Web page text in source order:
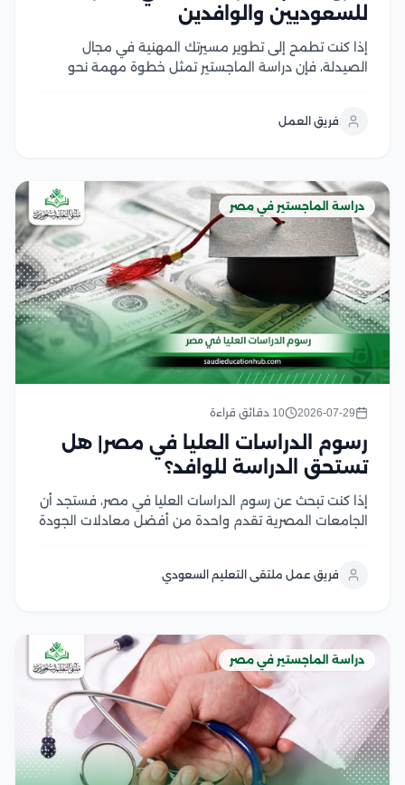
للسعوديين والوافدين
إذا كنت تطمح إلى تطوير مسيرتك المهنية في مجال
الصيدلة، فإن دراسة الماجستير تمثل خطوة مهمة نحو
القبول، والوثائق المطلوبة، وآلية التسجيل في الجامعات...
فريق العمل
دراسة الماجستير في مصر
2026-07-29 10 دقائق قراءة
رسوم الدراسات العليا في مصر| هل
تستحق الدراسة للوافد؟
إذا كنت تبحث عن رسوم الدراسات العليا في مصر، فستجد أن
الجامعات المصرية تقدم واحدة من أفضل معادلات الجودة
والتخصص، والدرجة العلمية، مع وجود...
فريق عمل ملتقى التعليم السعودي
دراسة الماجستير في مصر